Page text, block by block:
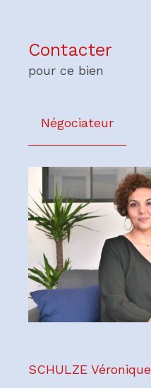
Contacter
pour ce bien
Négociateur
SCHULZE Véronique